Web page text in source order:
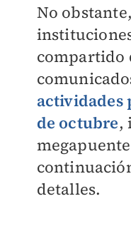
No
compartido
actividades
de octubre,
detalles.